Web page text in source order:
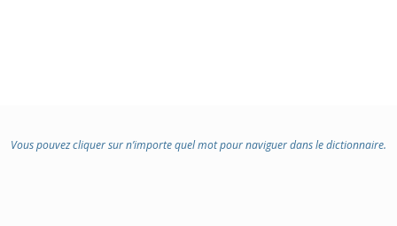
Vous pouvez cliquer sur n’importe quel mot pour naviguer dans le dictionnaire.